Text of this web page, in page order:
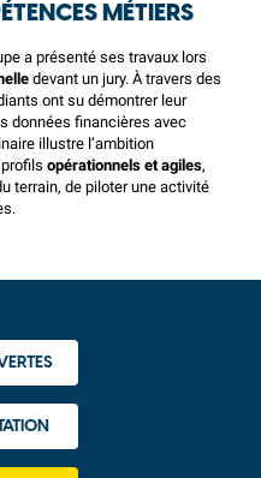
MÉTIERS
a présenté ses travaux lors
devant un jury. À travers des
ont su démontrer leur
données financières avec
illustre l’ambition
opérationnels et agiles,
terrain, de piloter une activité